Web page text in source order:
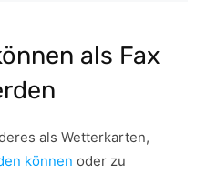
als Fax
als Wetterkarten,
können oder zu